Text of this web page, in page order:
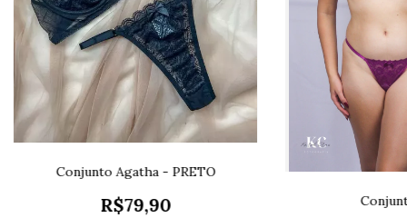
Conjunto Agatha - PRETO
R$79,90